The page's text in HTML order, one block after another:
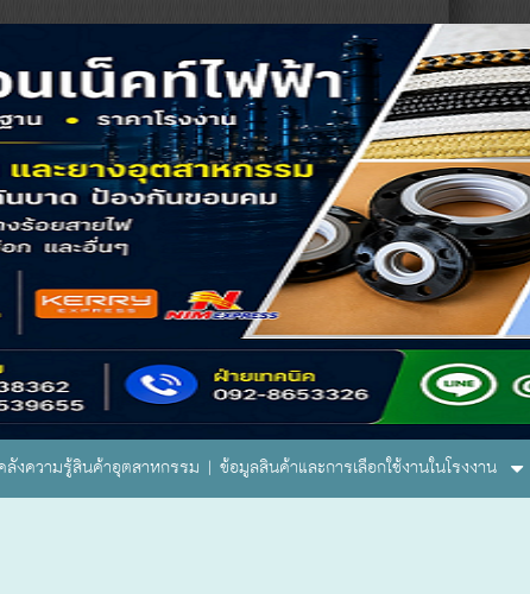
ลังความรู้สินค้าอุตสาหกรรม | ข้อมูลสินค้าและการเลือกใช้งานในโรงงาน